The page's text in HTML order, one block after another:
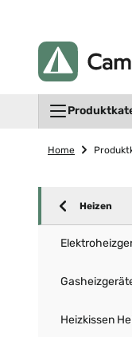
Home
Heizen
Heizkissen